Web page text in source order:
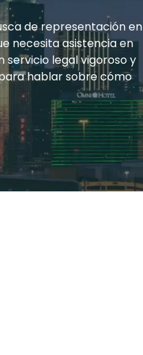
de representación en
necesita asistencia en
legal vigoroso y
hablar sobre cómo